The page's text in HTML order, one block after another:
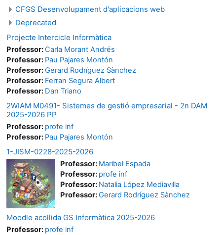
CFGS Desenvolupament d'aplicacions web
Deprecated
Projecte Intercicle Informàtica
Professor:Carla Morant Andrés
Professor: Pau Pajares Montón
Professor:Gerard Rodríguez Sànchez
Professor: Ferran Segura Albert
Professor: Dan Triano
2WIAM M0491- Sistemes de gestió empresarial - 2n DAM
2025-2026 PP
Professor: profe inf
Professor: Pau Pajares Montón
1-JISM-0228-2025-2026
Professor: Maribel Espada
Professor: profe inf
Professor: Natalia López Mediavilla
Professor:Gerard Rodríguez Sànchez
Moodle acollida GS Informàtica 2025-2026
Professor: profe inf